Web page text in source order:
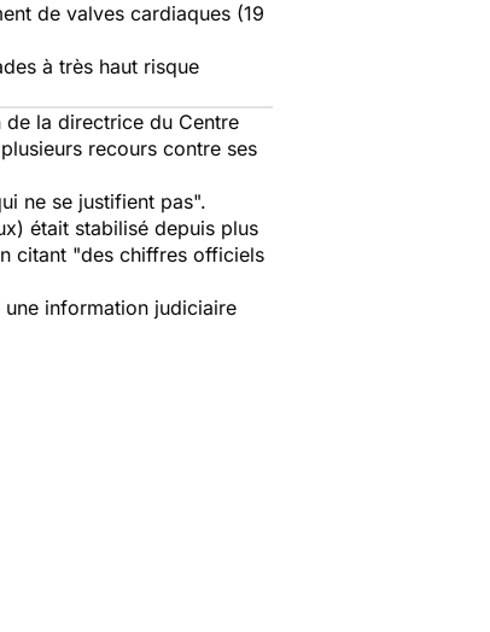
de valves cardiaques (19
à très haut risque
de la directrice du Centre
recours contre ses
ne se justifient pas".
était stabilisé depuis plus
citant "des chiffres officiels
information judiciaire